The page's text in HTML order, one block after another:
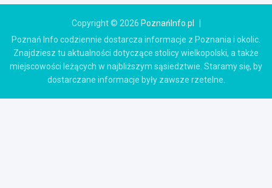
Copyright © 2026 PoznańInfo.pl
Poznań Info codziennie dostarcza informacje z Poznania i okolic.
Znajdziesz tu aktualności dotyczące stolicy wielkopolski, a także
miejscowości leżących w najbliższym sąsiedztwie. Staramy się, by
dostarczane informacje były zawsze rzetelne.